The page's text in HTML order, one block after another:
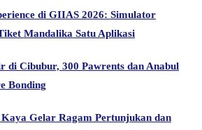
di GIIAS 2026: Simulator
Mandalika Satu Aplikasi
di Cibubur, 300 Pawrents dan Anabul
Bonding
Gelar Ragam Pertunjukan dan